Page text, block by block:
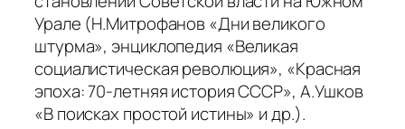
Урале (Н.Митрофанов «Дни великого
штурма», энциклопедия «Великая
социалистическая революция», «Красная
эпоха: 70-летняя история СССР», А.Ушков
«В поисках простой истины» и др.).